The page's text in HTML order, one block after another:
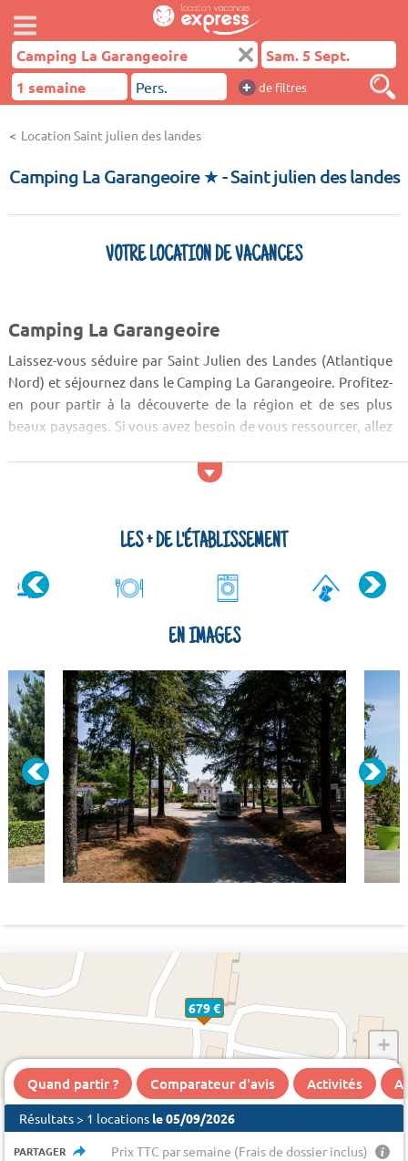
+ de filtres
Location Saint julien des landes
Camping La Garangeoire ★- Saint julien des landes
VOTRE LOCATION DE VACANCES
Camping La Garangeoire
Laissez-vous séduire par Saint Julien des Landes (Atlantique
Nord) et séjournez dans le Camping La Garangeoire. Profitez-
en pour partir à la découverte de la région et de ses plus
beaux paysages. Si vous avez besoin de vous ressourcer, allez
De nombreux lieux de divertissement sont accessibles proche
LES + DE L'ÉTABLISSEMENT
EN IMAGES
679 €
+
−
Quand partir ? Comparateur d'avis Activités A
Résultats > 1 locations le 05/09/2026
PARTAGER Prix TTC par semaine (Frais de dossier inclus)